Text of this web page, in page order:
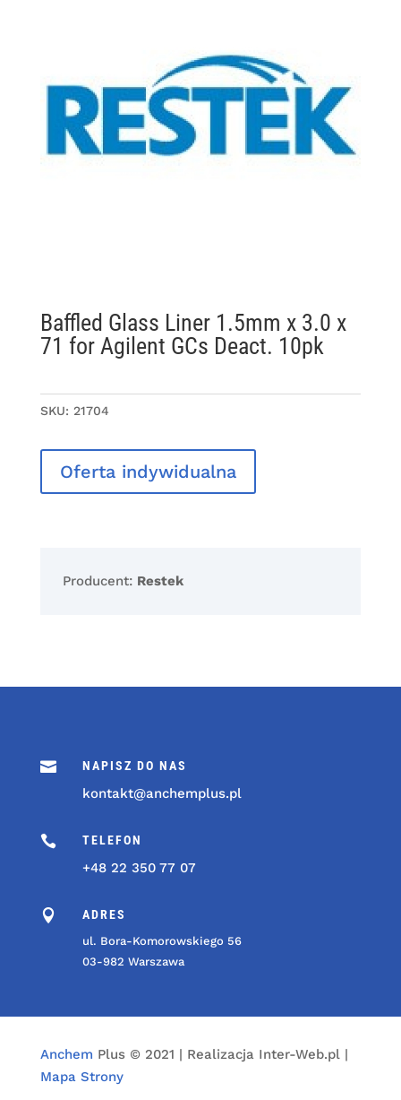
Baffled Glass Liner 1.5mm x 3.0 x
71 for Agilent GCs Deact. 10pk
SKU: 21704
Oferta indywidualna
Producent: Restek
 NAPISZ DO NAS
kontakt@anchemplus.pl
 TELEFON
+48 22 350 77 07
 ADRES
ul. Bora-Komorowskiego 56
03-982 Warszawa
Anchem Plus © 2021 | Realizacja Inter-Web.pl |
Mapa Strony